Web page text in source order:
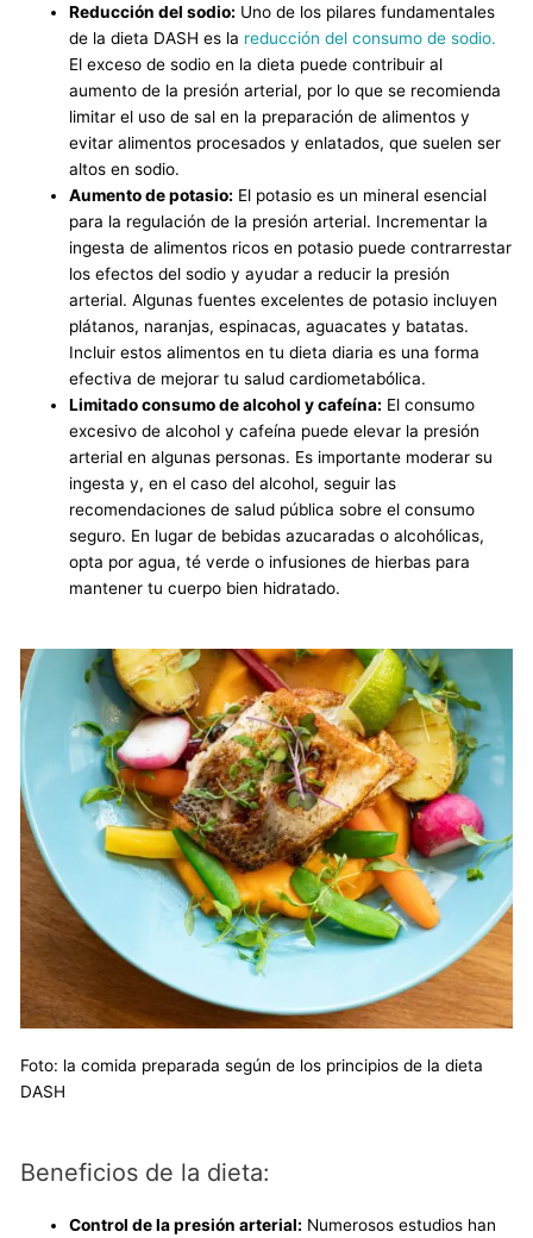
Reducción del sodio: Uno de los pilares fundamentales
de la dieta DASH es la reducción del consumo de sodio.
El exceso de sodio en la dieta puede contribuir al
aumento de la presión arterial, por lo que se recomienda
limitar el uso de sal en la preparación de alimentos y
evitar alimentos procesados y enlatados, que suelen ser
altos en sodio.
Aumento de potasio: El potasio es un mineral esencial
para la regulación de la presión arterial. Incrementar la
ingesta de alimentos ricos en potasio puede contrarrestar
los efectos del sodio y ayudar a reducir la presión
arterial. Algunas fuentes excelentes de potasio incluyen
plátanos, naranjas, espinacas, aguacates y batatas.
Incluir estos alimentos en tu dieta diaria es una forma
efectiva de mejorar tu salud cardiometabólica.
Limitado consumo de alcohol y cafeína: El consumo
excesivo de alcohol y cafeína puede elevar la presión
arterial en algunas personas. Es importante moderar su
ingesta y, en el caso del alcohol, seguir las
recomendaciones de salud pública sobre el consumo
seguro. En lugar de bebidas azucaradas o alcohólicas,
opta por agua, té verde o infusiones de hierbas para
mantener tu cuerpo bien hidratado.
Foto: la comida preparada según de los principios de la dieta
DASH
Beneficios de la dieta:
Control de la presión arterial: Numerosos estudios han